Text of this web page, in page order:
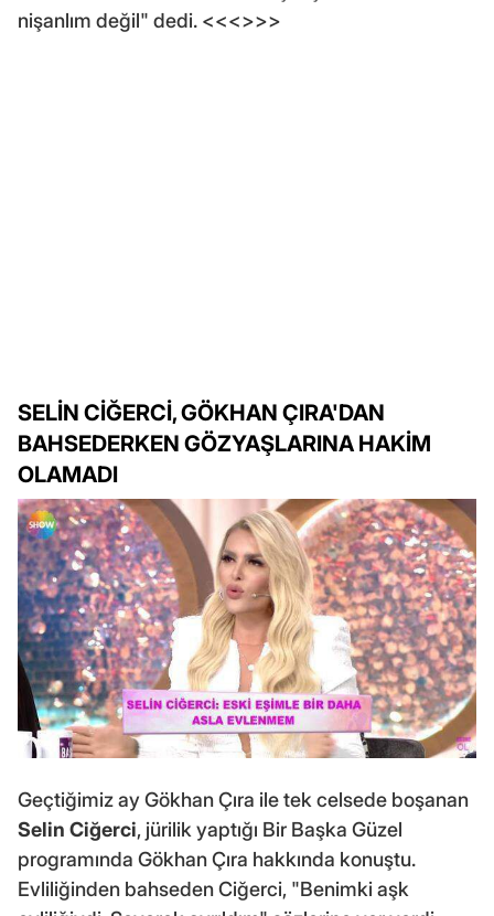
nişanlım değil" dedi. <<<>>>
SELİN CİĞERCİ, GÖKHAN ÇIRA'DAN
BAHSEDERKEN GÖZYAŞLARINA HAKİM
OLAMADI
Geçtiğimiz ay Gökhan Çıra ile tek celsede boşanan
Selin Ciğerci, jürilik yaptığı Bir Başka Güzel
programında Gökhan Çıra hakkında konuştu.
Evliliğinden bahseden Ciğerci, "Benimki aşk